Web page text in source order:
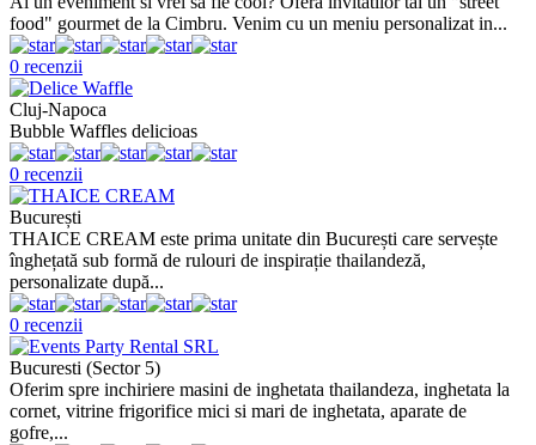
food" gourmet de la Cimbru. Venim cu un meniu personalizat in...
0 recenzii
Cluj-Napoca
Bubble Waffles delicioas
0 recenzii
București
THAICE CREAM este prima unitate din București care servește
înghețată sub formă de rulouri de inspirație thailandeză,
personalizate după...
0 recenzii
Bucuresti (Sector 5)
Oferim spre inchiriere masini de inghetata thailandeza, inghetata la
cornet, vitrine frigorifice mici si mari de inghetata, aparate de
gofre,...